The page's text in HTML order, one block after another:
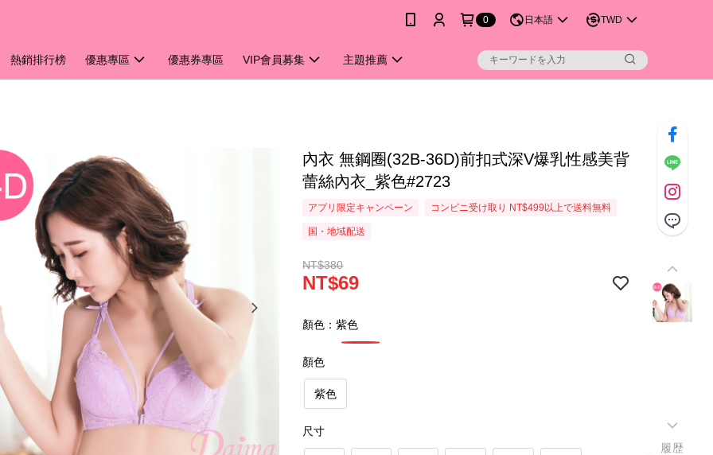
0 日本語 TWD
熱銷排行榜 優惠專區 優惠券專區 VIP會員募集 主題推薦
內衣 無鋼圈(32B-36D)前扣式深V爆乳性感美背
蕾絲內衣_紫色#2723
アプリ限定キャンペーン コンビニ受け取り NT$499以上で送料無料
国・地域配送
NT$380
NT$69
顏色：紫色
顏色
紫色
尺寸
履歴